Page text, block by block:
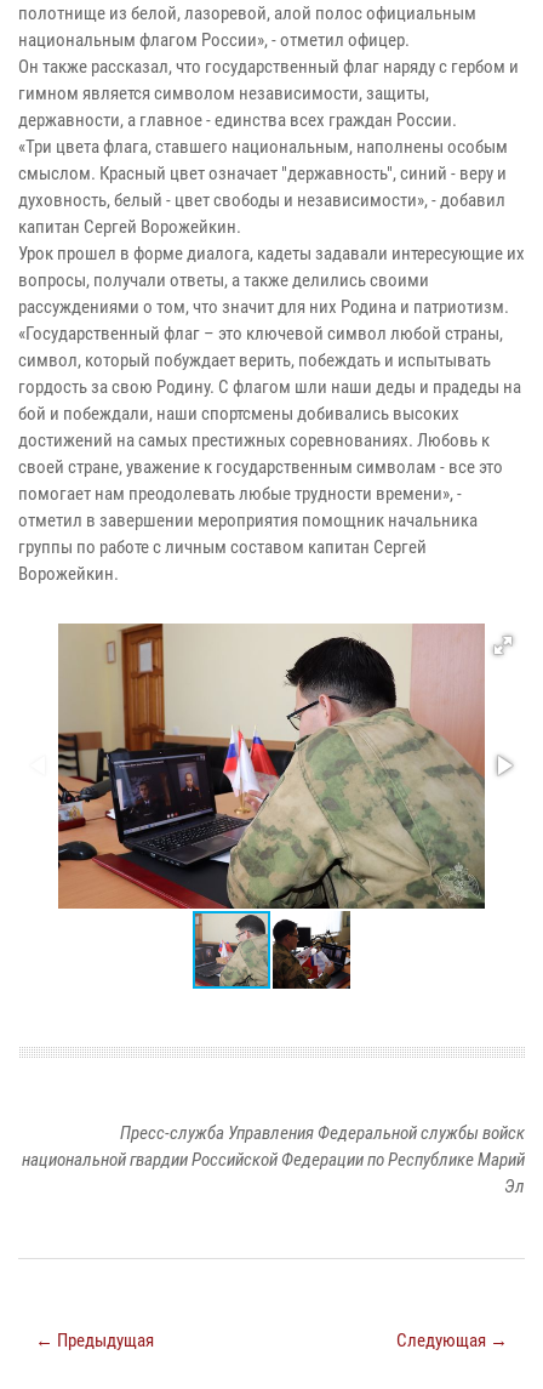
полотнище из белой, лазоревой, алой полос официальным
национальным флагом России», - отметил офицер.
Он также рассказал, что государственный флаг наряду с гербом и
гимном является символом независимости, защиты,
державности, а главное - единства всех граждан России.
«Три цвета флага, ставшего национальным, наполнены особым
смыслом. Красный цвет означает "державность", синий - веру и
духовность, белый - цвет свободы и независимости», - добавил
капитан Сергей Ворожейкин.
Урок прошел в форме диалога, кадеты задавали интересующие их
вопросы, получали ответы, а также делились своими
рассуждениями о том, что значит для них Родина и патриотизм.
«Государственный флаг – это ключевой символ любой страны,
символ, который побуждает верить, побеждать и испытывать
гордость за свою Родину. С флагом шли наши деды и прадеды на
бой и побеждали, наши спортсмены добивались высоких
достижений на самых престижных соревнованиях. Любовь к
своей стране, уважение к государственным символам - все это
помогает нам преодолевать любые трудности времени», -
отметил в завершении мероприятия помощник начальника
группы по работе с личным составом капитан Сергей
Ворожейкин.
Пресс-служба Управления Федеральной службы войск
национальной гвардии Российской Федерации по Республике Марий
Эл
← Предыдущая Следующая →